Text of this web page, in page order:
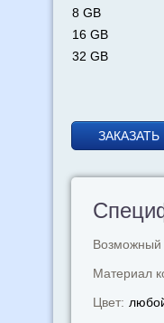
8 GB
16 GB
32 GB
ЗАКАЗАТЬ
Материал
Цвет: